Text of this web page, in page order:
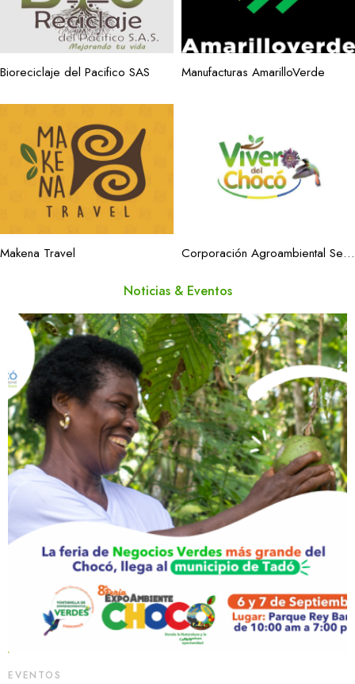
Bioreciclaje del Pacifico SAS Manufacturas AmarilloVerde
Makena Travel Corporación Agroambiental Selva Coagroselva
Noticias & Eventos
EVENTOS